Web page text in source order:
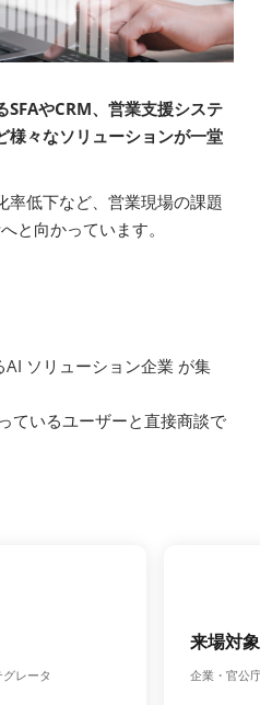
SFAやCRM、営業支援システ
様々なソリューションが一堂
率低下など、営業現場の課題
と向かっています。
ソリューション企業 が集
ているユーザーと直接商談で
レータ
来場対象
企業・官公